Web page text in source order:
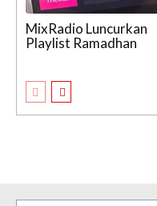
MixRadio Luncurkan
Playlist Ramadhan